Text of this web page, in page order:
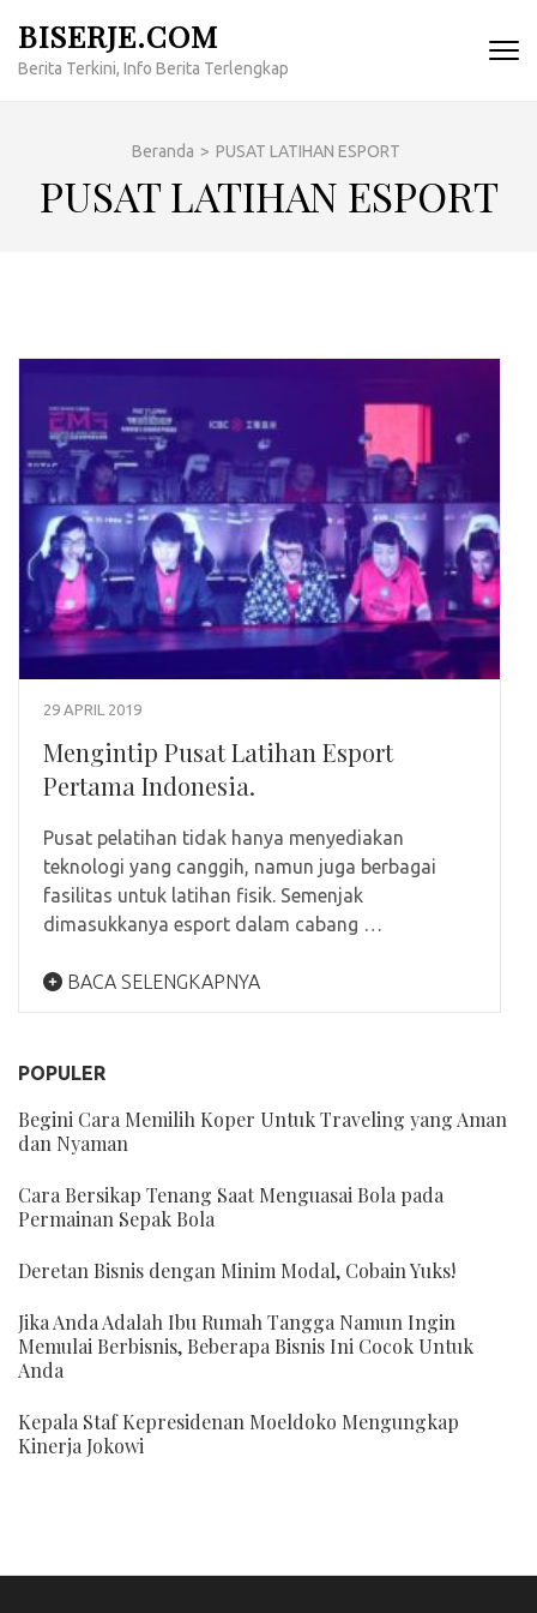
konten
BISERJE.COM
Berita Terkini, Info Berita Terlengkap
Beranda > PUSAT LATIHAN ESPORT
PUSAT LATIHAN ESPORT
29 APRIL 2019
Mengintip Pusat Latihan Esport
Pertama Indonesia.
Pusat pelatihan tidak hanya menyediakan
teknologi yang canggih, namun juga berbagai
fasilitas untuk latihan fisik. Semenjak
dimasukkanya esport dalam cabang …
BACA SELENGKAPNYA
POPULER
Begini Cara Memilih Koper Untuk Traveling yang Aman
dan Nyaman
Cara Bersikap Tenang Saat Menguasai Bola pada
Permainan Sepak Bola
Deretan Bisnis dengan Minim Modal, Cobain Yuks!
Jika Anda Adalah Ibu Rumah Tangga Namun Ingin
Memulai Berbisnis, Beberapa Bisnis Ini Cocok Untuk
Anda
Kepala Staf Kepresidenan Moeldoko Mengungkap
Kinerja Jokowi